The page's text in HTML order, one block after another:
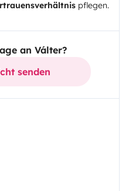
pflegen.
an Válter?
senden